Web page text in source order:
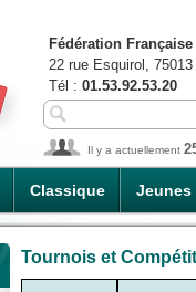
Classique Jeunes
Fédération
22 rue Esquirol,
Tél : 01.53.92.53.20
Il y a actuellement
Tournois et